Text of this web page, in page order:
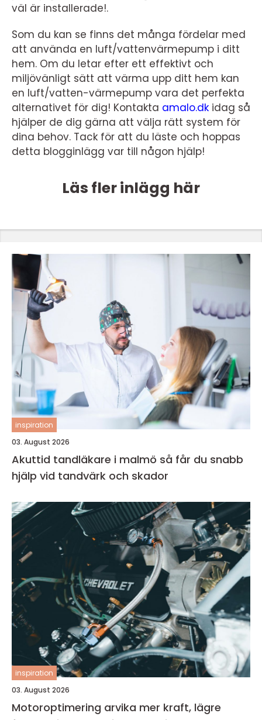
väl är installerade!.
Som du kan se finns det många fördelar med
att använda en luft/vattenvärmepump i ditt
hem. Om du letar efter ett effektivt och
miljövänligt sätt att värma upp ditt hem kan
en luft/vatten-värmepump vara det perfekta
alternativet för dig! Kontakta amalo.dk idag så
hjälper de dig gärna att välja rätt system för
dina behov. Tack för att du läste och hoppas
detta blogginlägg var till någon hjälp!
Läs fler inlägg här
inspiration
03. August 2026
Akuttid tandläkare i malmö så får du snabb
hjälp vid tandvärk och skador
inspiration
03. August 2026
Motoroptimering arvika mer kraft, lägre